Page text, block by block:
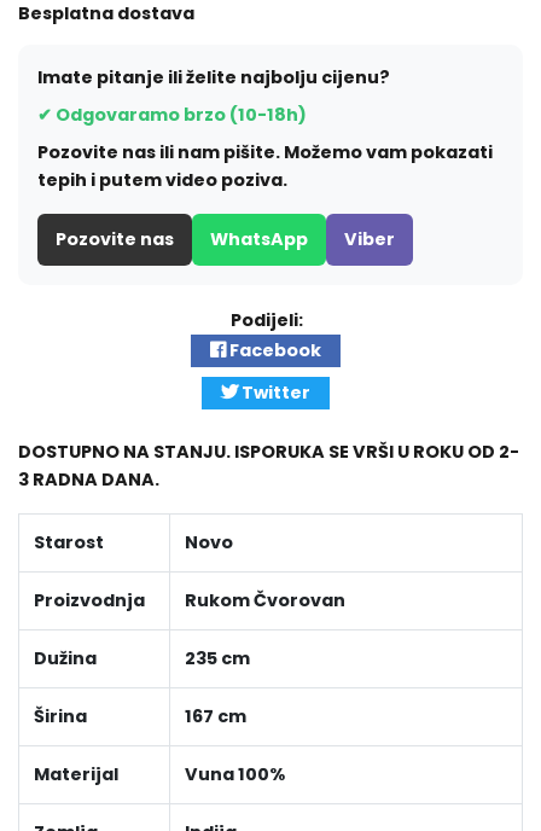
Besplatna dostava
Imate pitanje ili želite najbolju cijenu?
✔ Odgovaramo brzo (10-18h)
Pozovite nas ili nam pišite. Možemo vam pokazati
tepih i putem video poziva.
Pozovite nas WhatsApp Viber
Podijeli:
Facebook
Twitter
DOSTUPNO NA STANJU. ISPORUKA SE VRŠI U ROKU OD 2-
3 RADNA DANA.
Starost Novo
Proizvodnja Rukom Čvorovan
Dužina 235 cm
Širina 167 cm
Materijal Vuna 100%